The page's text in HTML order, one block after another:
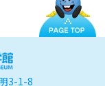
3-1-8